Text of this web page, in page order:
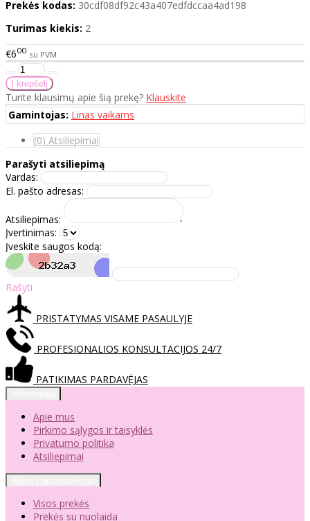
Prekės kodas: 30cdf08df92c43a407edfdccaa4ad198
Turimas kiekis: 2
€600 su PVM
Turite klausimų apie šią prekę? Klauskite
Gamintojas: Linas vaikams
(0) Atsiliepimai
Parašyti atsiliepimą
Vardas:
El. pašto adresas:
Atsiliepimas:
Įvertinimas:
Įveskite saugos kodą:
Rašyti
PRISTATYMAS VISAME PASAULYJE
PROFESIONALIOS KONSULTACIJOS 24/7
PATIKIMAS PARDAVĖJAS
Apie mus
Pirkimo sąlygos ir taisyklės
Privatumo politika
Atsiliepimai
Visos prekės
Prekės su nuolaida